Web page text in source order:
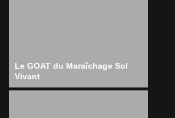
Le GOAT du Maraîchage Sol
Vivant